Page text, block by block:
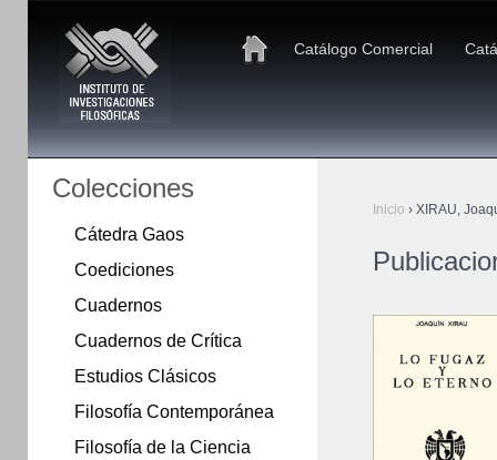
Catálogo Comercial
Inicio › XIRAU,
Colecciones
Cátedra Gaos
Coediciones
Cuadernos
Cuadernos de Crítica
Estudios Clásicos
Filosofía Contemporánea
Filosofía de la Ciencia